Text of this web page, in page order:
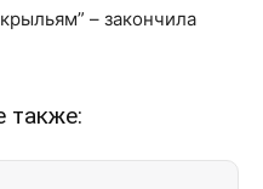
– закончила
также: